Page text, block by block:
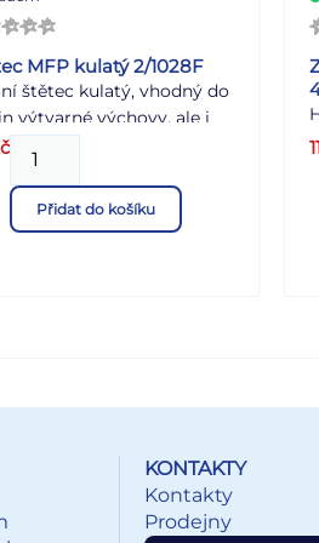
MFP kulatý 2/1028F
štětec kulatý, vhodný do
výtvarné výchovy, ale i
kreativní tvoření.
2 Barva: červená
ovce + nylon POUŽITÍ:
vodovými a
Přidat do košíku
KONTAKTY
Kontakty
Prodejny